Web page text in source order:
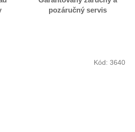
pozáručný servis
Kód: 3640